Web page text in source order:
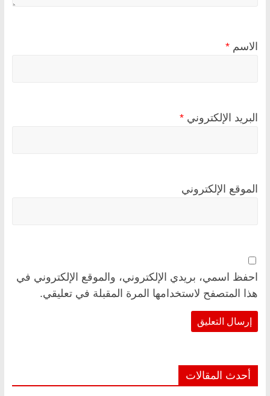
الاسم *
البريد الإلكتروني *
الموقع الإلكتروني
احفظ اسمي، بريدي الإلكتروني، والموقع الإلكتروني في
هذا المتصفح لاستخدامها المرة المقبلة في تعليقي.
أحدث المقالات